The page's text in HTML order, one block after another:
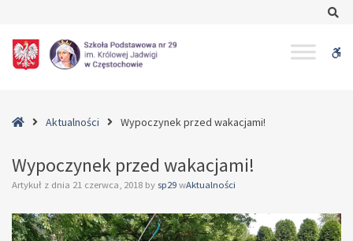
przed
wakacjami!
HomeAktualności Wypoczynek przed wakacjami!
Wypoczynek przed wakacjami!
Artykuł z dnia 21 czerwca, 2018 by sp29 wAktualności